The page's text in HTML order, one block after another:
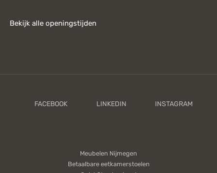
Bekijk alle openingstijden
Meubelen Nijmegen
Betaalbare eetkamerstoelen